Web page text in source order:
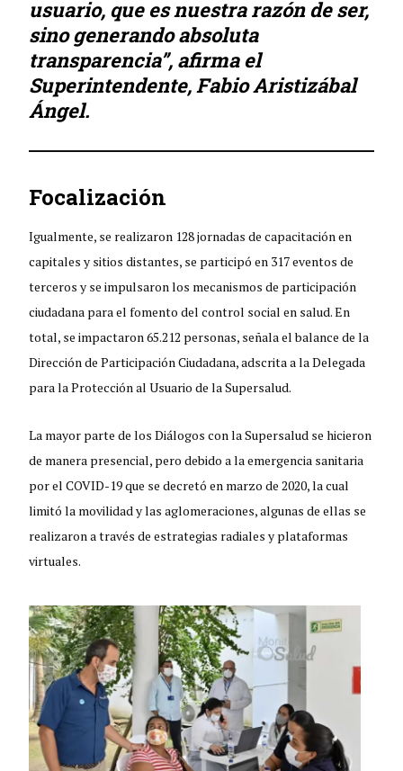
usuario, que es nuestra razón de ser,
sino generando absoluta
transparencia”, afirma el
Superintendente, Fabio Aristizábal
Ángel.
Focalización
Igualmente, se realizaron 128 jornadas de capacitación en
capitales y sitios distantes, se participó en 317 eventos de
terceros y se impulsaron los mecanismos de participación
ciudadana para el fomento del control social en salud. En
total, se impactaron 65.212 personas, señala el balance de la
Dirección de Participación Ciudadana, adscrita a la Delegada
para la Protección al Usuario de la Supersalud.
La mayor parte de los Diálogos con la Supersalud se hicieron
de manera presencial, pero debido a la emergencia sanitaria
por el COVID-19 que se decretó en marzo de 2020, la cual
limitó la movilidad y las aglomeraciones, algunas de ellas se
realizaron a través de estrategias radiales y plataformas
virtuales.